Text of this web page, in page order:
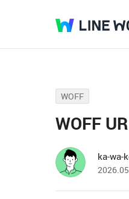
WOFF
WOFF
ka-wa-